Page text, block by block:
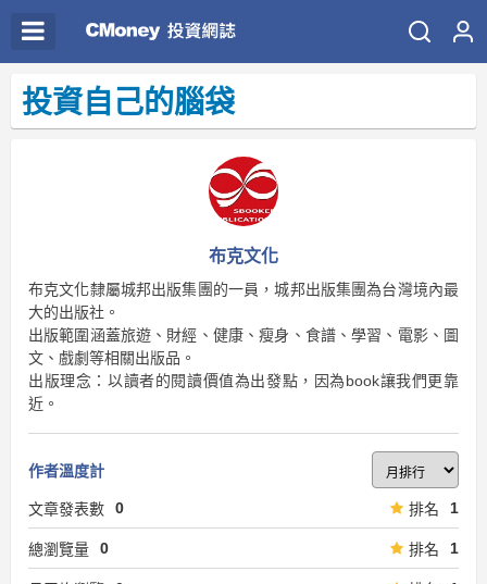
投資自己的腦袋
布克文化
布克文化隸屬城邦出版集團的一員，城邦出版集團為台灣境內最
大的出版社。
出版範圍涵蓋旅遊、財經、健康、瘦身、食譜、學習、電影、圖
文、戲劇等相關出版品。
出版理念：以讀者的閱讀價值為出發點，因為book讓我們更靠
近。
作者溫度計
文章發表數 0 排名 1
總瀏覽量 0 排名 1